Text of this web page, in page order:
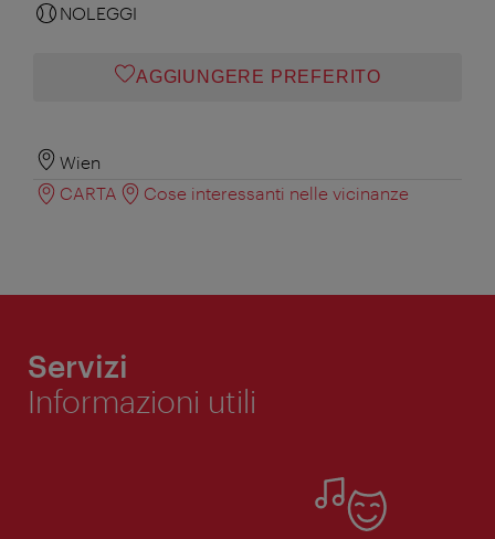
NOLEGGI
AGGIUNGERE PREFERITO
Wien
CARTA
Cose interessanti nelle vicinanze
Servizi
Informazioni utili